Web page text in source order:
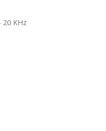
20 KHz